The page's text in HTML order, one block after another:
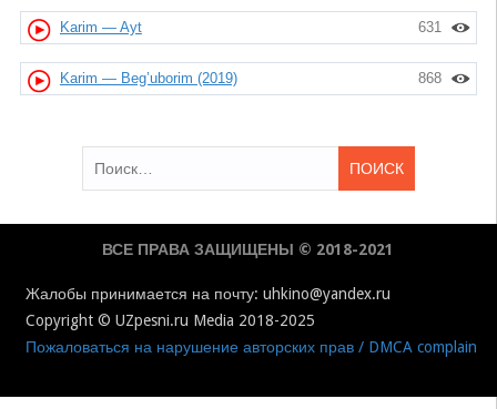
631
Karim — Ayt
868
Karim — Beg’uborim (2019)
ВСЕ ПРАВА ЗАЩИЩЕНЫ © 2018-2021
Жалобы принимается на почту: uhkino@yandex.ru
Copyright © UZpesni.ru Media 2018-2025
Пожаловаться на нарушение авторских прав / DMCA complain